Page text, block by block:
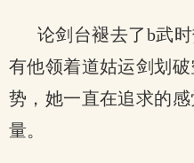
论剑台褪去了b武
有他领着道姑运剑划
势，她一直在追求的
量。